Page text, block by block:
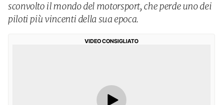
sconvolto il mondo del motorsport, che perde uno dei
piloti più vincenti della sua epoca.
VIDEO CONSIGLIATO